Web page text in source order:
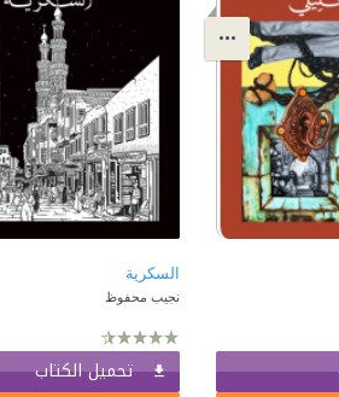
السكرية
نجيب محفوظ
تحميل الكتاب